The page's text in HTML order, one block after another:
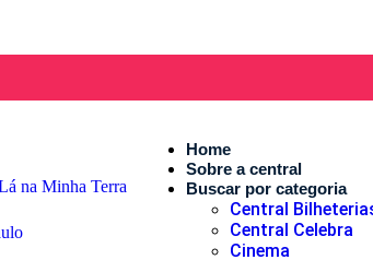
na Minha Terra
Home
Sobre a central
Buscar por categoria
Central
Central Celebra
Cinema